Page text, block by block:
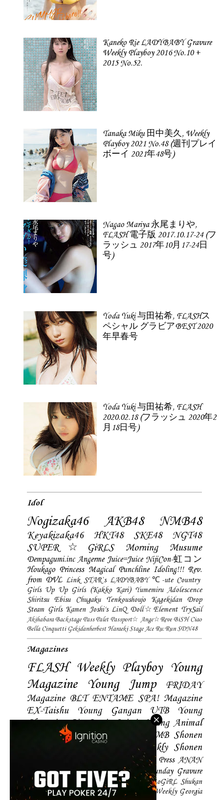
Kaneko Rie LADYBABY Gravure
Weekly Playboy 2016 No.10 +
2015 No.52.
Tanaka Miku 田中美久, Weekly
Playboy 2021 No.48 (週刊プレイ
ボーイ 2021年48号)
Nagao Mariya 永尾まりや,
FLASH 電子版 2017.10.17-24 (フ
ラッシュ 2017年10月17-24日
号)
Yoda Yuki 与田祐希, FLASHス
ペシャル グラビアBEST 2020
年早春号
Yoda Yuki 与田祐希, FLASH
2020.02.18 (フラッシュ 2020年2
月18日号)
Idol
Nogizaka46 AKB48 NMB48
Keyakizaka46 HKT48 SKE48
NGT48
SUPER☆GiRLS
Morning Musume
Dempagumi.inc Angerme Juice=Juice NijiCon-虹コン
Houkago Princess Magical Punchline Idoling!!! Rev.
from DVL Link STAR`s LADYBABY ℃-ute Country
Girls Up Up Girls (Kakko Kari) Yumemiru Adolescence
Shiritsu Ebisu Chugaku
Tenkoushoujo Kagekidan
Drop
Steam Girls Kamen Joshi's LinQ Doll☆Element TrySail
Akihabara Backstage Pass Palet Passport☆ Ange☆Reve BiSH Ciao
Bella Cinquetti Gekidanherbest Haraeki Stage Ace Ru:Run SDN48
Magazines
FLASH Weekly Playboy Young
Magazine
Young Jump
FRIDAY
Magazine BLT ENTAME SPA! Magazine
EX-Taishu
Young Gangan UTB
Young
Champion Big Comic Spirtis Young Animal
Shonen Magazine BUBKA BOMB Shonen
Champion
Weekly Shonen
Hustle Press ANAN
Magazine SMART Magazine Young Sunday Gravure
The Television
CD&DL My Girl Daily LoGiRL Shukan
Taishu
Girls! Magazine Soccer Game King Weekly Georgia